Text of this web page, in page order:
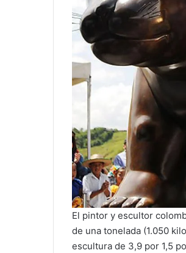
El pintor y escultor
de una tonelada (1.050
escultura de 3,9 por 1,5